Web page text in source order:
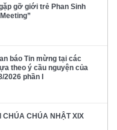
gỡ giới trẻ Phan Sinh
báo Tin mừng tại các
theo ý cầu nguyện của
phần I
CHÚA CHÚA NHẬT XIX